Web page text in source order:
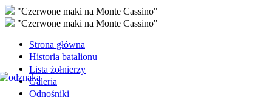
"Czerwone maki na Monte Cassino"
"Czerwone maki na Monte Cassino"
Strona główna
Historia batalionu
Lista żołnierzy
Galeria
Odnośniki